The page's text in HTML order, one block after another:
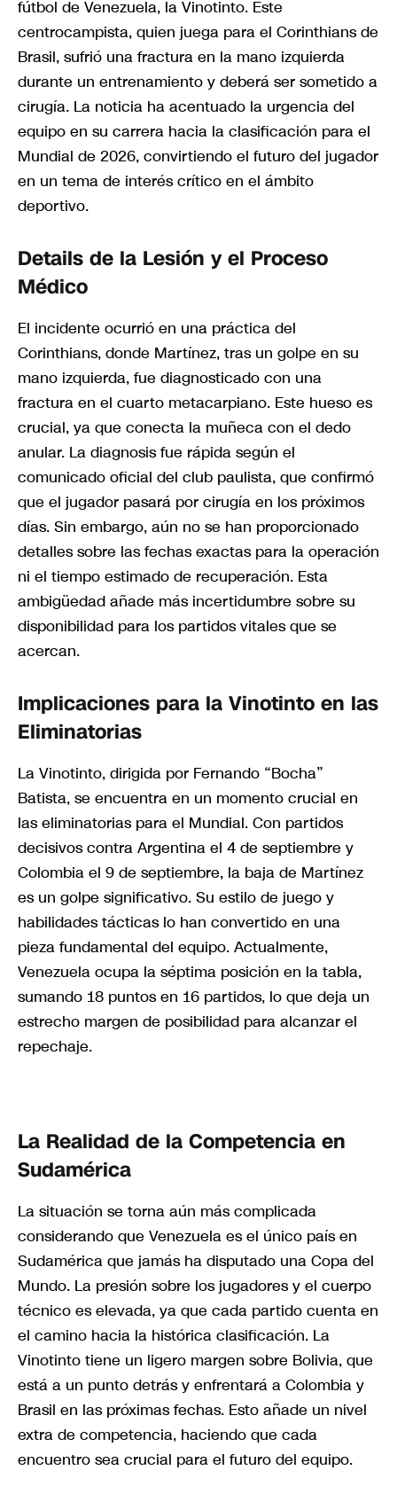
fútbol de Venezuela, la Vinotinto. Este
centrocampista, quien juega para el Corinthians de
Brasil, sufrió una fractura en la mano izquierda
durante un entrenamiento y deberá ser sometido a
cirugía. La noticia ha acentuado la urgencia del
equipo en su carrera hacia la clasificación para el
Mundial de 2026, convirtiendo el futuro del jugador
en un tema de interés crítico en el ámbito
deportivo.
Details de la Lesión y el Proceso
Médico
El incidente ocurrió en una práctica del
Corinthians, donde Martínez, tras un golpe en su
mano izquierda, fue diagnosticado con una
fractura en el cuarto metacarpiano. Este hueso es
crucial, ya que conecta la muñeca con el dedo
anular. La diagnosis fue rápida según el
comunicado oficial del club paulista, que confirmó
que el jugador pasará por cirugía en los próximos
días. Sin embargo, aún no se han proporcionado
detalles sobre las fechas exactas para la operación
ni el tiempo estimado de recuperación. Esta
ambigüedad añade más incertidumbre sobre su
disponibilidad para los partidos vitales que se
acercan.
Implicaciones para la Vinotinto en las
Eliminatorias
La Vinotinto, dirigida por Fernando “Bocha”
Batista, se encuentra en un momento crucial en
las eliminatorias para el Mundial. Con partidos
decisivos contra Argentina el 4 de septiembre y
Colombia el 9 de septiembre, la baja de Martínez
es un golpe significativo. Su estilo de juego y
habilidades tácticas lo han convertido en una
pieza fundamental del equipo. Actualmente,
Venezuela ocupa la séptima posición en la tabla,
sumando 18 puntos en 16 partidos, lo que deja un
estrecho margen de posibilidad para alcanzar el
repechaje.
La Realidad de la Competencia en
Sudamérica
La situación se torna aún más complicada
considerando que Venezuela es el único país en
Sudamérica que jamás ha disputado una Copa del
Mundo. La presión sobre los jugadores y el cuerpo
técnico es elevada, ya que cada partido cuenta en
el camino hacia la histórica clasificación. La
Vinotinto tiene un ligero margen sobre Bolivia, que
está a un punto detrás y enfrentará a Colombia y
Brasil en las próximas fechas. Esto añade un nivel
extra de competencia, haciendo que cada
encuentro sea crucial para el futuro del equipo.